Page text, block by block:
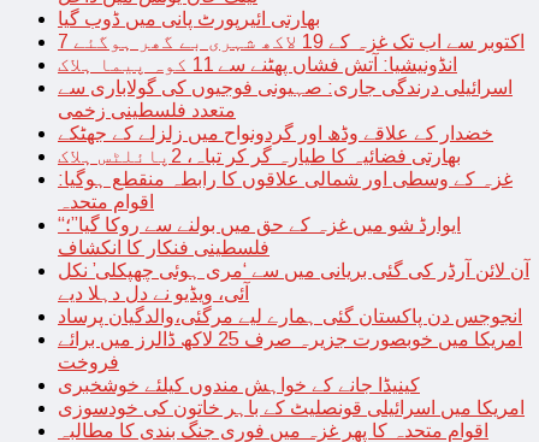
بھارتی ائیرپورٹ پانی میں ڈوب گیا
7 اکتوبر سے اب تک غزہ کے 19 لاکھ شہری بے گھر ہوگئے
انڈونیشیا: آتش فشاں پھٹنے سے 11 کوہ پیما ہلاک
اسرائیلی درندگی جاری: صہیونی فوجیوں کی گولاباری سے
متعدد فلسطینی زخمی
خضدار کے علاقے وڈھ اور گردونواح میں زلزلے کے جھٹکے
بھارتی فضائیہ کا طیارہ گر کر تباہ، 2پائلٹس ہلاک
غزہ کے وسطی اور شمالی علاقوں کا رابطہ منقطع ہوگیا:
اقوام متحدہ
“ایوارڈ شو میں غزہ کے حق میں بولنے سے روکا گیا”؛
فلسطینی فنکار کا انکشاف
آن لائن آرڈر کی گئی بریانی میں سے ‘مری ہوئی چھپکلی’ نکل
آئی، ویڈیو نے دل دہلا دیے
انجوجس دن پاکستان گئی ہمارے لیے مرگئی،والدگیان پرساد
امریکا میں خوبصورت جزیرہ صرف 25 لاکھ ڈالرز میں برائے
فروخت
کینیڈا جانے کے خواہش مندوں کیلئے خوشخبری
امریکا میں اسرائیلی قونصلیٹ کے باہر خاتون کی خودسوزی
اقوام متحدہ کا پھر غزہ میں فوری جنگ بندی کا مطالبہ